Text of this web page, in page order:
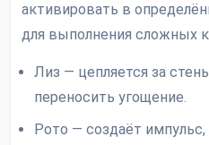
активировать в
для выполнения сложных
Лиз — цепляется за
переносить угощение.
Рото — создаёт